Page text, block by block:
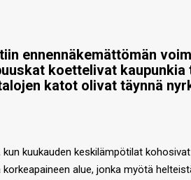
ennennäkemättömän
koettelivat kaupunkia
katot olivat täynnä
kuukauden keskilämpötilat
alue, jonka myötä